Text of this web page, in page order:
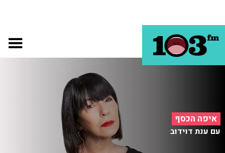
איפה הכסף
עם ענת דוידוב